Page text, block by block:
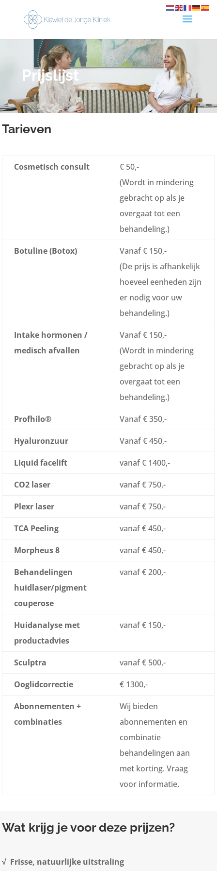
Prijslijst
Tarieven
Cosmetisch consult
€ 50,-
(Wordt in mindering
gebracht op als je
overgaat tot een
behandeling.)
Botuline (Botox)
Vanaf € 150,-
(De prijs is afhankelijk
hoeveel eenheden zijn
er nodig voor uw
behandeling.)
Intake hormonen /
medisch afvallen
Vanaf € 150,-
(Wordt in mindering
gebracht op als je
overgaat tot een
behandeling.)
Profhilo® Vanaf € 350,-
Hyaluronzuur Vanaf € 450,-
Liquid facelift vanaf € 1400,-
CO2 laser vanaf € 750,-
Plexr laser vanaf € 750,-
TCA Peeling vanaf € 450,-
Morpheus 8 vanaf € 450,-
Behandelingen
huidlaser/pigment
couperose
vanaf € 200,-
Huidanalyse met
productadvies
vanaf € 150,-
Sculptra vanaf € 500,-
Ooglidcorrectie € 1300,-
Abonnementen +
combinaties
Wij bieden
abonnementen en
combinatie
behandelingen aan
met korting. Vraag
voor informatie.
Wat krijg je voor deze prijzen?
√ Frisse, natuurlijke uitstraling